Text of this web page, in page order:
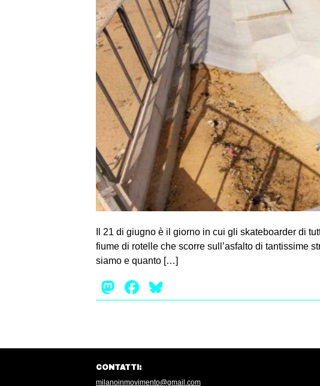
Il 21 di giugno è il giorno in cui gli skateboarder di
fiume di rotelle che scorre sull’asfalto di tantissime
siamo e quanto […]
Mastodon
Facebook
CONTATTI:
milanoinmovimento@gmail.com